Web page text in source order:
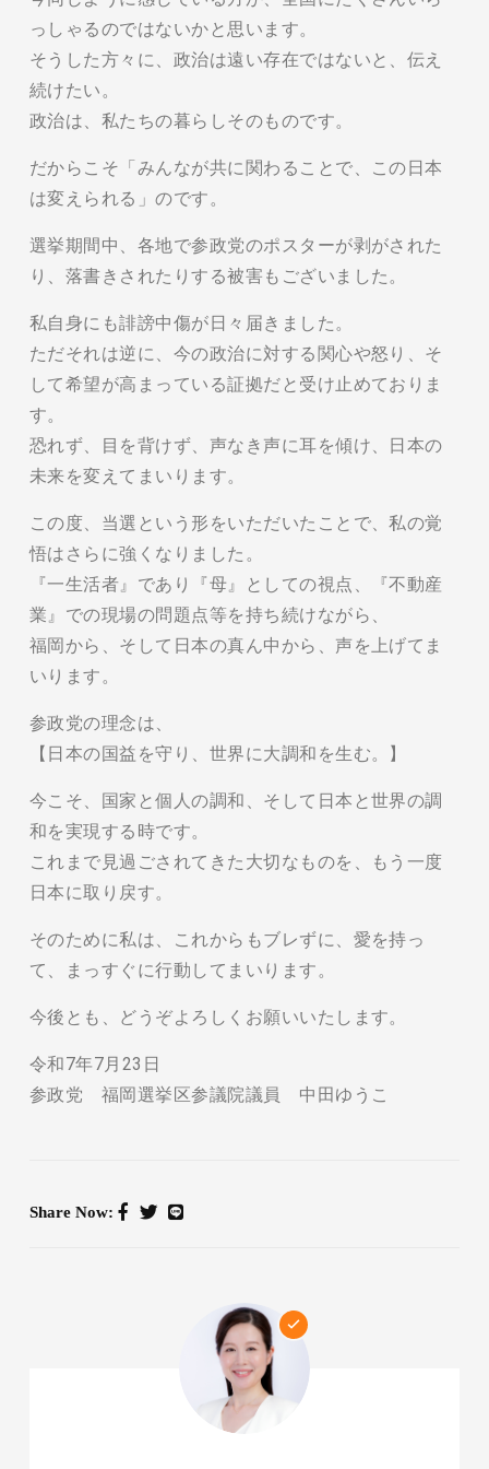
っしゃるのではないかと思います。
そうした方々に、政治は遠い存在ではないと、伝え
続けたい。
政治は、私たちの暮らしそのものです。
だからこそ「みんなが共に関わることで、この日本
は変えられる」のです。
選挙期間中、各地で参政党のポスターが剥がされた
り、落書きされたりする被害もございました。
私自身にも誹謗中傷が日々届きました。
ただそれは逆に、今の政治に対する関心や怒り、そ
して希望が高まっている証拠だと受け止めておりま
す。
恐れず、目を背けず、声なき声に耳を傾け、日本の
未来を変えてまいります。
この度、当選という形をいただいたことで、私の覚
悟はさらに強くなりました。
『一生活者』であり『母』としての視点、『不動産
業』での現場の問題点等を持ち続けながら、
福岡から、そして日本の真ん中から、声を上げてま
いります。
参政党の理念は、
【日本の国益を守り、世界に大調和を生む。】
今こそ、国家と個人の調和、そして日本と世界の調
和を実現する時です。
これまで見過ごされてきた大切なものを、もう一度
日本に取り戻す。
そのために私は、これからもブレずに、愛を持っ
て、まっすぐに行動してまいります。
今後とも、どうぞよろしくお願いいたします。
令和7年7月23日
参政党 福岡選挙区参議院議員 中田ゆうこ
Share Now: